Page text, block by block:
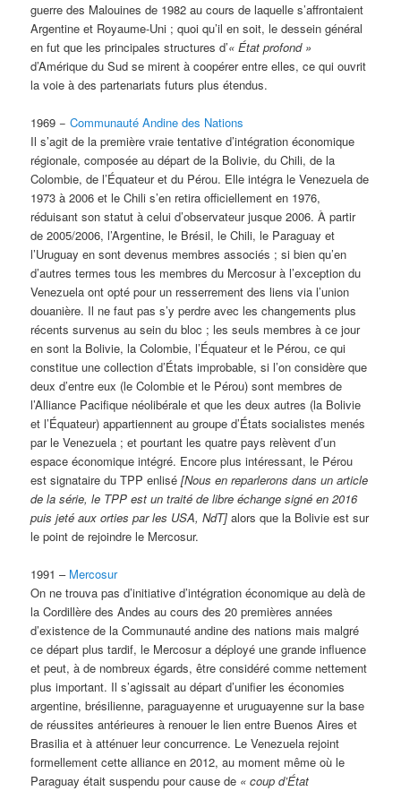
guerre des Malouines de 1982 au cours de laquelle s’affrontaient
Argentine et Royaume-Uni ; quoi qu’il en soit, le dessein général
en fut que les principales structures d’« État profond »
d’Amérique du Sud se mirent à coopérer entre elles, ce qui ouvrit
la voie à des partenariats futurs plus étendus.
1969 −Communauté Andine des Nations
Il s’agit de la première vraie tentative d’intégration économique
régionale, composée au départ de la Bolivie, du Chili, de la
Colombie, de l’Équateur et du Pérou. Elle intégra le Venezuela de
1973 à 2006 et le Chili s’en retira officiellement en 1976,
réduisant son statut à celui d’observateur jusque 2006. À partir
de 2005/2006, l’Argentine, le Brésil, le Chili, le Paraguay et
l’Uruguay en sont devenus membres associés ; si bien qu’en
d’autres termes tous les membres du Mercosur à l’exception du
Venezuela ont opté pour un resserrement des liens via l’union
douanière. Il ne faut pas s’y perdre avec les changements plus
récents survenus au sein du bloc ; les seuls membres à ce jour
en sont la Bolivie, la Colombie, l’Équateur et le Pérou, ce qui
constitue une collection d’États improbable, si l’on considère que
deux d’entre eux (le Colombie et le Pérou) sont membres de
l’Alliance Pacifique néolibérale et que les deux autres (la Bolivie
et l’Équateur) appartiennent au groupe d’États socialistes menés
par le Venezuela ; et pourtant les quatre pays relèvent d’un
espace économique intégré. Encore plus intéressant, le Pérou
est signataire du TPP enlisé[Nous en reparlerons dans un article
de la série, le TPP est un traité de libre échange signé en 2016
puis jeté aux orties par les USA, NdT] alors que la Bolivie est sur
le point de rejoindre le Mercosur.
1991 – Mercosur
On ne trouva pas d’initiative d’intégration économique au delà de
la Cordillère des Andes au cours des 20 premières années
d’existence de la Communauté andine des nations mais malgré
ce départ plus tardif, le Mercosur a déployé une grande influence
et peut, à de nombreux égards, être considéré comme nettement
plus important. Il s’agissait au départ d’unifier les économies
argentine, brésilienne, paraguayenne et uruguayenne sur la base
de réussites antérieures à renouer le lien entre Buenos Aires et
Brasilia et à atténuer leur concurrence. Le Venezuela rejoint
formellement cette alliance en 2012, au moment même où le
Paraguay était suspendu pour cause de «coup d’État